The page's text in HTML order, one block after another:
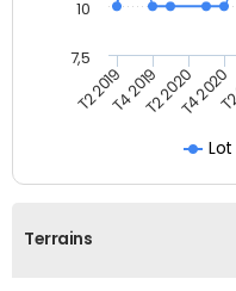
Lot
T2 2019T4 2019T2 2020T4 2020
7,5
10
Terrains